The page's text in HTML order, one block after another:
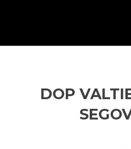
DOP